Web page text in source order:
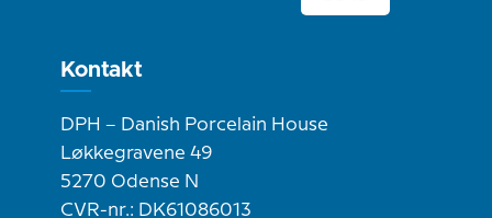
Kontakt
DPH – Danish Porcelain House
Løkkegravene 49
5270 Odense N
CVR-nr.: DK61086013